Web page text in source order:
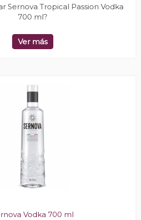
Sernova Tropical Passion Vodka
700 ml?
Ver más
Vodka 700 ml